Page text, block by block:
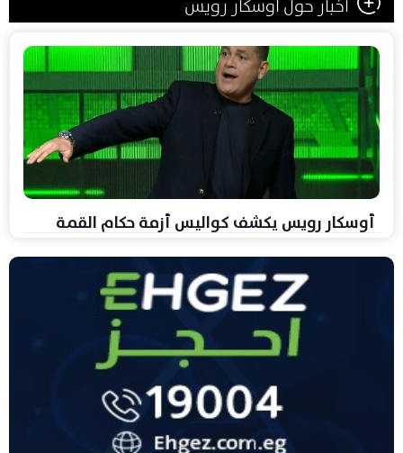
اخبار حول أوسكار رويس
أوسكار رويس يكشف كواليس أزمة حكام القمة